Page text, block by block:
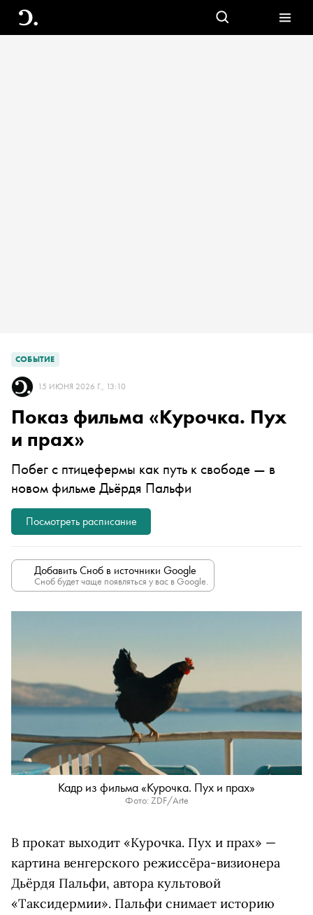
СОБЫТИЕ
15 ИЮНЯ 2026 Г., 13:10
Показ фильма «Курочка. Пух
и прах»
Побег с птицефермы как путь к свободе — в
новом фильме Дьёрдя Пальфи
Посмотреть расписание
Добавить Сноб в источники Google
Сноб будет чаще появляться у вас в Google.
Кадр из фильма «Курочка. Пух и прах»
Фото: ZDF/Arte
В прокат выходит «Курочка. Пух и прах» —
картина венгерского режиссёра-визионера
Дьёрдя Пальфи, автора культовой
«Таксидермии». Пальфи снимает историю